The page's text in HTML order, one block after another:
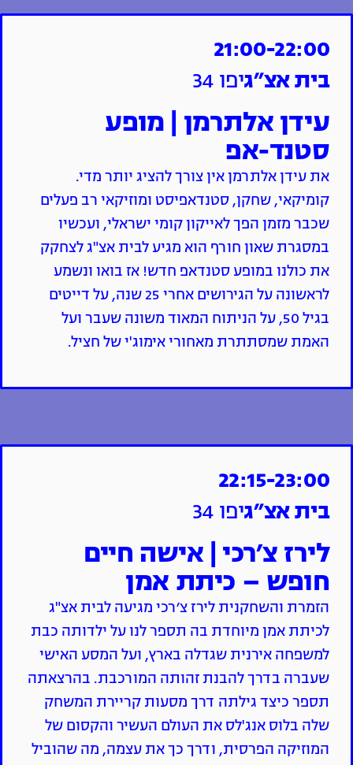
21:00-22:00
בית אצ״גיפו 34
עידן אלתרמן | מופע
סטנד-אפ
את עידן אלתרמן אין צורך להציג יותר מדי.
קומיקאי, שחקן, סטנדאפיסט ומוזיקאי רב פעלים
שכבר מזמן הפך לאייקון קומי ישראלי, ועכשיו
במסגרת שאון חורף הוא מגיע לבית אצ"ג לצחקק
את כולנו במופע סטנדאפ חדש! אז בואו ונשמע
לראשונה על הגירושים אחרי 25 שנה, על דייטים
בגיל 50, על הניתוח המאוד משונה שעבר ועל
האמת שמסתתרת מאחורי אימוג'י של חציל.
22:15-23:00
בית אצ״גיפו 34
לירז צ׳רכי | אישה חיים
חופש – כיתת אמן
הזמרת והשחקנית לירז צ׳רכי מגיעה לבית אצ"ג
לכיתת אמן מיוחדת בה תספר לנו על ילדותה כבת
למשפחה אירנית שגדלה בארץ, ועל המסע האישי
שעברה בדרך להבנת זהותה המורכבת. בהרצאתה
תספר כיצד גילתה דרך מסעות קריירת המשחק
שלה בלוס אנג'לס את העולם העשיר והקסום של
המוזיקה הפרסית, ודרך כך את עצמה, מה שהוביל